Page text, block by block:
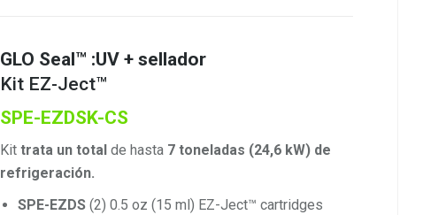
GLO Seal™ :UV + sellador
Kit EZ-Ject™
SPE-EZDSK-CS
Kit trata un totalde hasta 7 toneladas (24,6 kW) de
refrigeración.
SPE-EZDS(2) 0.5 oz (15 ml) EZ-Ject™ cartridges